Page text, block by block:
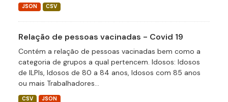
JSON CSV
Relação de pessoas vacinadas - Covid 19
Contém a relação de pessoas vacinadas bem como a
categoria de grupos a qual pertencem. Idosos: Idosos
de ILPIs, Idosos de 80 a 84 anos, Idosos com 85 anos
ou mais Trabalhadores...
CSV JSON